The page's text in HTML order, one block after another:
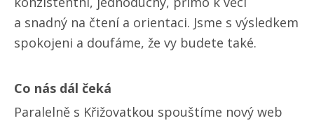
a snadný na čtení a orientaci. Jsme s výsledkem
spokojeni a doufáme, že vy budete také.
Co nás dál čeká
Paralelně s Křižovatkou spouštíme nový web